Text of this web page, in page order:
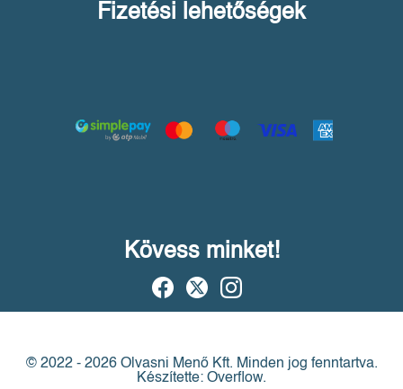
Fizetési lehetőségek
Kövess minket!
© 2022 - 2026 Olvasni Menő Kft. Minden jog fenntartva.
Készítette: Overflow.